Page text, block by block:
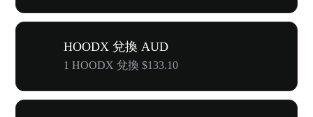
HOODX 兌換 AUD
1 HOODX 兌換 $133.10